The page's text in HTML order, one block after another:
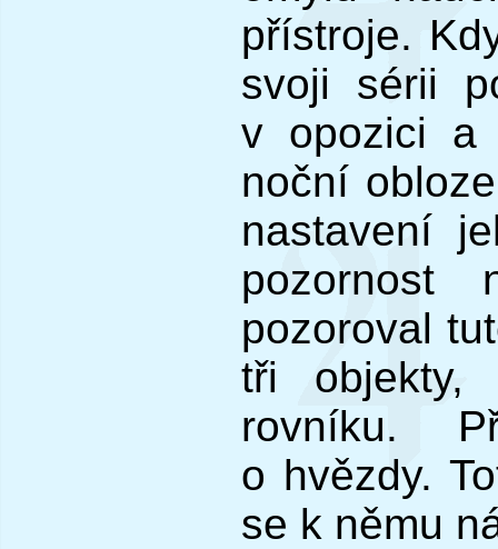
přístroje.
svoji sérii
v opozici a
noční
nastavení
pozoroval
tři objekty,
rovníku.
o hvězdy.
se k němu